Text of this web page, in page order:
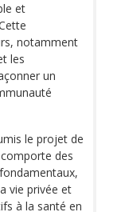
et
notamment
les
un
le projet de
comporte des
vie privée et
à la santé en